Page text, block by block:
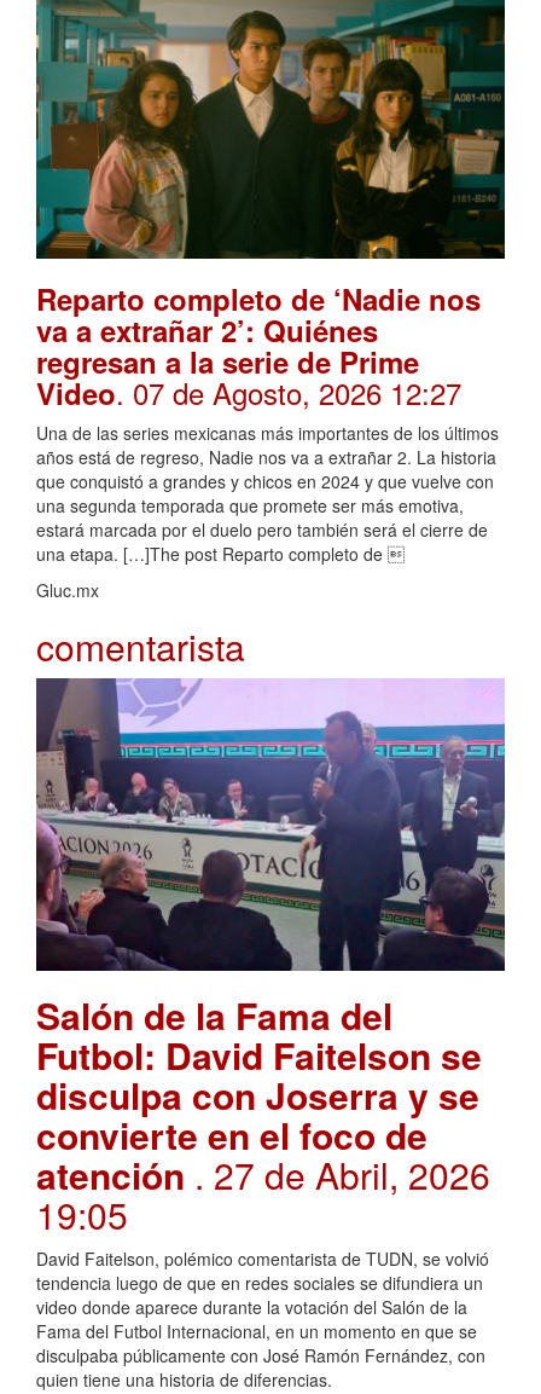
Reparto completo de ‘Nadie nos
va a extrañar 2’: Quiénes
regresan a la serie de Prime
Video. 07 de Agosto, 2026 12:27
Una de las series mexicanas más importantes de los últimos
años está de regreso, Nadie nos va a extrañar 2. La historia
que conquistó a grandes y chicos en 2024 y que vuelve con
una segunda temporada que promete ser más emotiva,
estará marcada por el duelo pero también será el cierre de
una etapa. […]The post Reparto completo de 
Gluc.mx
comentarista
Salón de la Fama del
Futbol: David Faitelson se
disculpa con Joserra y se
convierte en el foco de
atención . 27 de Abril, 2026
19:05
David Faitelson, polémico comentarista de TUDN, se volvió
tendencia luego de que en redes sociales se difundiera un
video donde aparece durante la votación del Salón de la
Fama del Futbol Internacional, en un momento en que se
disculpaba públicamente con José Ramón Fernández, con
quien tiene una historia de diferencias.